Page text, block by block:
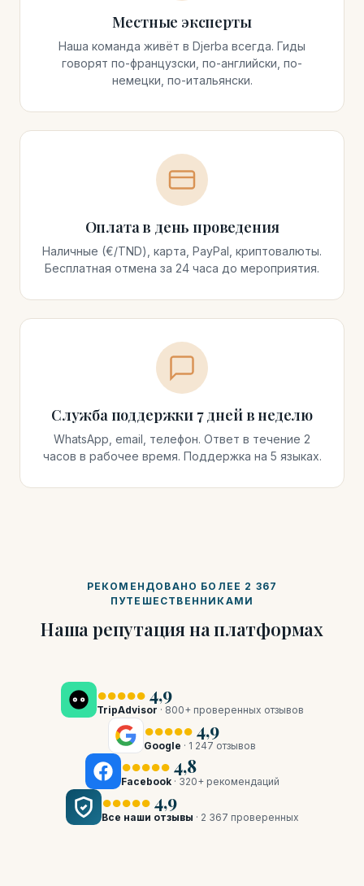
Местные эксперты
Наша команда живёт в Djerba всегда. Гиды
говорят по-французски, по-английски, по-
немецки, по-итальянски.
Оплата в день проведения
Наличные (€/TND), карта, PayPal, криптовалюты.
Бесплатная отмена за 24 часа до мероприятия.
Служба поддержки 7 дней в неделю
WhatsApp, email, телефон. Ответ в течение 2
часов в рабочее время. Поддержка на 5 языках.
РЕКОМЕНДОВАНО БОЛЕЕ 2 367
ПУТЕШЕСТВЕННИКАМИ
Наша репутация на платформах
●●●●●4,9
TripAdvisor · 800+ проверенных отзывов
●●●●●4,9
Google · 1 247 отзывов
●●●●●4,8
Facebook· 320+ рекомендаций
●●●●●4,9
Все наши отзывы · 2 367 проверенных